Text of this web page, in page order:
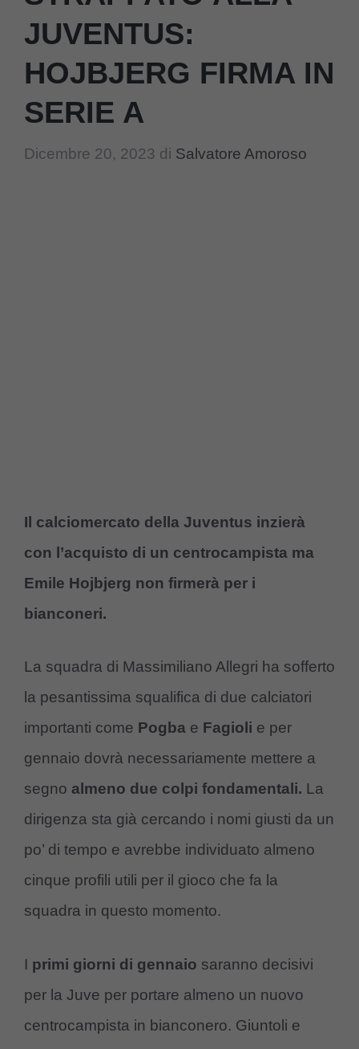
JUVENTUS:
HOJBJERG FIRMA IN
SERIE A
Dicembre 20, 2023 di Salvatore Amoroso
Il calciomercato della Juventus inzierà
con l’acquisto di un centrocampista ma
Emile Hojbjerg non firmerà per i
bianconeri.
La squadra di Massimiliano Allegri ha sofferto
la pesantissima squalifica di due calciatori
importanti come Pogba e Fagioli e per
gennaio dovrà necessariamente mettere a
segno almeno due colpi fondamentali. La
dirigenza sta già cercando i nomi giusti da un
po’ di tempo e avrebbe individuato almeno
cinque profili utili per il gioco che fa la
squadra in questo momento.
I primi giorni di gennaio saranno decisivi
per la Juve per portare almeno un nuovo
centrocampista in bianconero. Giuntoli e